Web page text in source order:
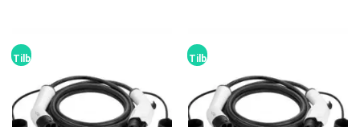
Tilbud! Tilbud!